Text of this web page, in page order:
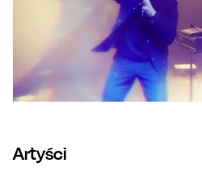
Artyści